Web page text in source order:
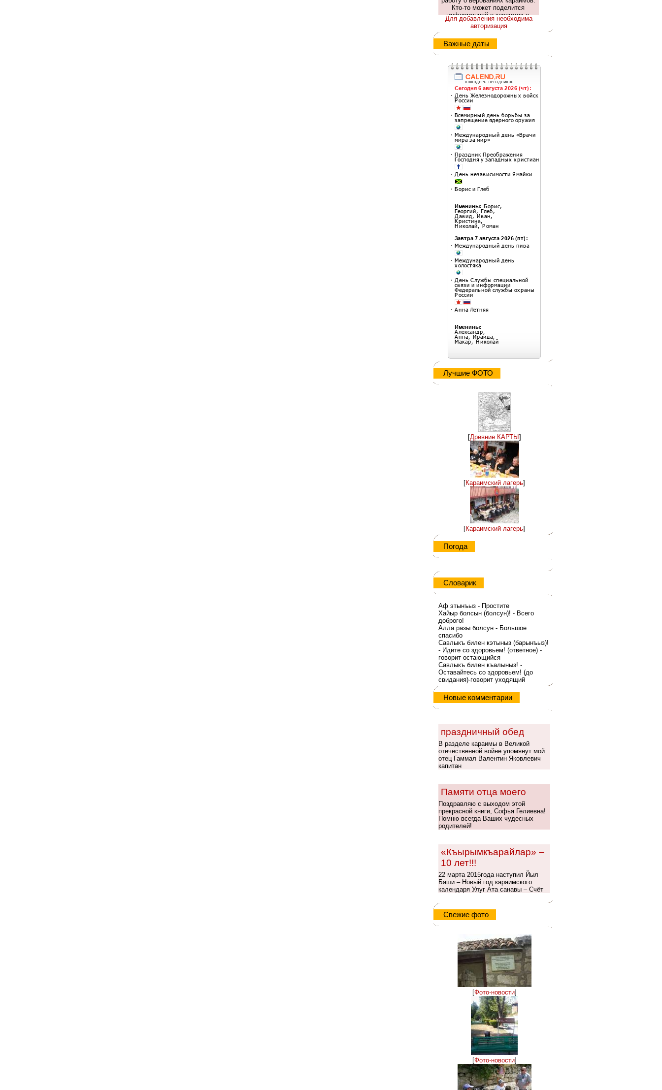
Для добавления необходима
авторизация
Важные даты
Лучшие ФОТО
[Древние КАРТЫ ]
[Караимский лагерь]
[Караимский лагерь]
Погода
Словарик
Аф этынъыз - Простите
Хайыр болсын (болсун)! - Всего
доброго!
Алла разы болсун - Большое
спасибо
Савлыкъ билен кэтыныз (барынъыз)!
- Идите со здоровьем! (ответное) -
говорит остающийся
Савлыкъ билен къалыныз! -
Оставайтесь со здоровьем! (до
свидания)-говорит уходящий
Новые комментарии
праздничный обед
В разделе караимы в Великой
отечественной войне упомянут мой
отец Гаммал Валентин Яковлевич
капитан
Памяти отца моего
Поздравляю с выходом этой
прекрасной книги, Софья Гелиевна!
Помню всегда Ваших чудесных
родителей!
«Къырымкъарайлар» –
10 лет!!!
22 марта 2015года наступил Йыл
Баши – Новый год караимского
календаря Улуг Ата санавы – Счёт
Свежие фото
[Фото-новости]
[Фото-новости]